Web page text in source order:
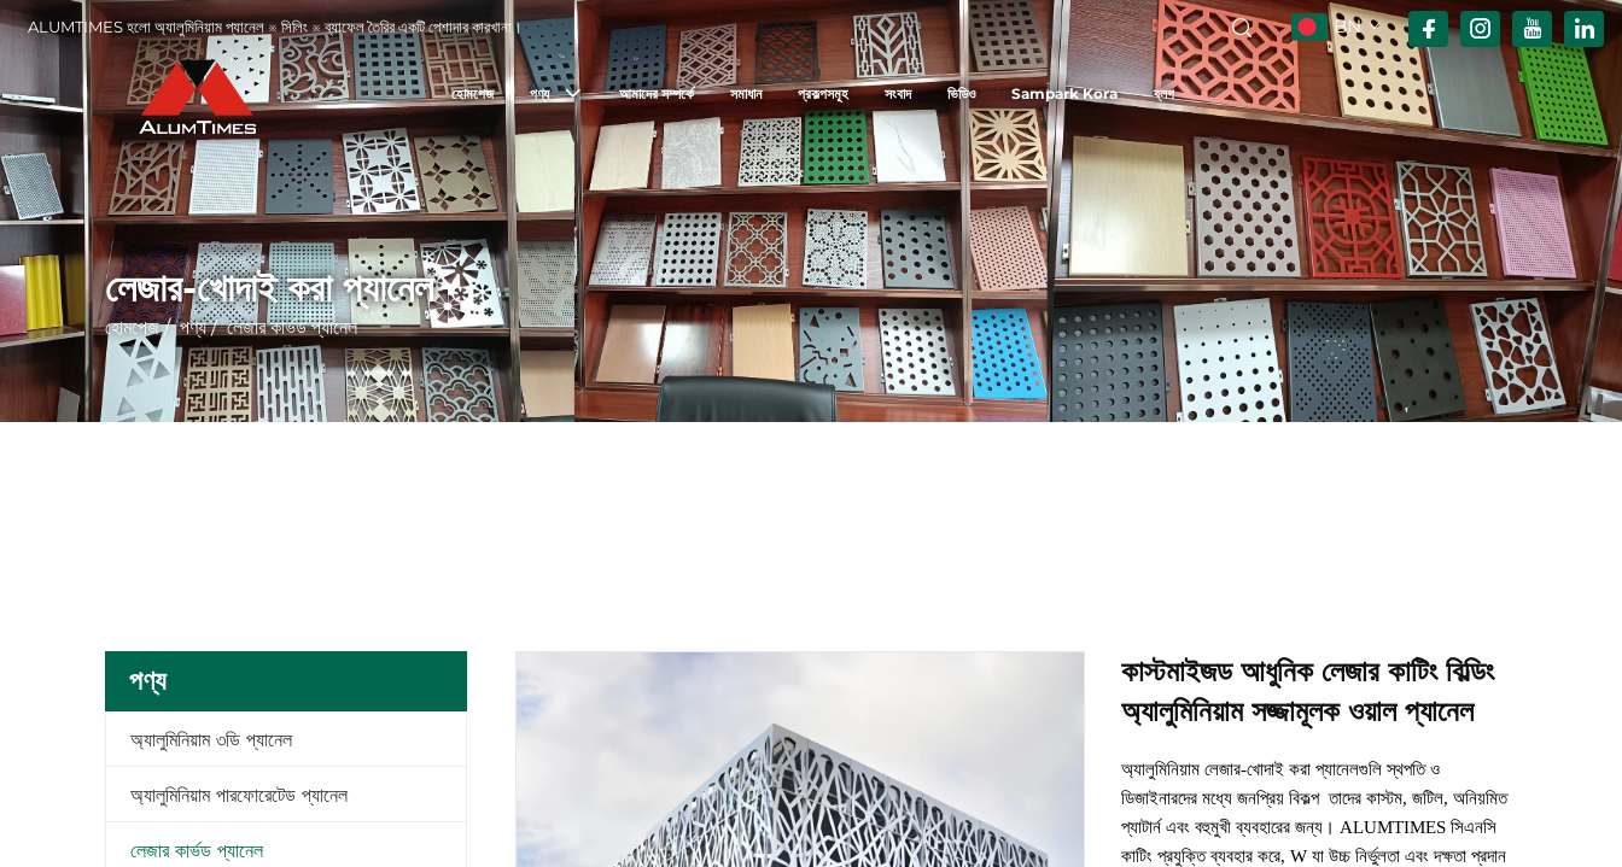
ALUMTIMES হলো অ্যালুমিনিয়াম প্যানেল ※ সিলিং ※ ব্যাফেল তৈরির একটি পেশাদার কারখানা। BN
হোমপেজ পণ্য আমাদের সম্পর্কে সমাধান প্রকল্পসমূহ সংবাদ ভিডিও Sampark Kora ব্লগ
লেজার-খোদাই করা প্যানেল
হোমপেজ/পণ্য/লেজার কার্ভড প্যানেল
পণ্য
অ্যালুমিনিয়াম ৩ডি প্যানেল
অ্যালুমিনিয়াম পারফোরেটেড প্যানেল
লেজার কার্ভড প্যানেল
কাস্টমাইজড আধুনিক লেজার কাটিং বিল্ডিং
অ্যালুমিনিয়াম সজ্জামূলক ওয়াল প্যানেল
অ্যালুমিনিয়াম লেজার-খোদাই করা প্যানেলগুলি স্থপতি ও
ডিজাইনারদের মধ্যে জনপ্রিয় বিকল্প তাদের কাস্টম, জটিল, অনিয়মিত
প্যাটার্ন এবং বহুমুখী ব্যবহারের জন্য। ALUMTIMES সিএনসি
কাটিং প্রযুক্তি ব্যবহার করে, W যা উচ্চ নির্ভুলতা এবং দক্ষতা প্রদান